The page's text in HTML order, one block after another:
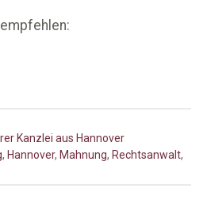
Kanzlei aus Hannover
, Hannover, Mahnung, Rechtsanwalt,